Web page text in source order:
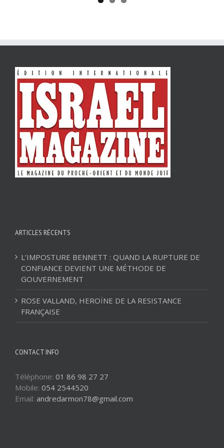
ARTICLES RÉCENTS
L’IMPOSTURE BENNETT : QUAND LA RUPTURE DE
CONFIANCE DEVIENT UNE MÉTHODE DE
GOUVERNEMENT
ROSE VALLAND, HEROÏNE DE LA RESISTANCE
FRANÇAISE
CONTACT INFO
Téléphone: 01 86 98 27 27
Mobile: 054 2544520
Email: andredarmon78@gmail.com